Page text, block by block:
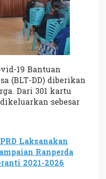
19 Bantuan
(BLT-DD) diberikan
Dari 301 kartu
sebesar
Laksanakan
Ranperda
2021-2026